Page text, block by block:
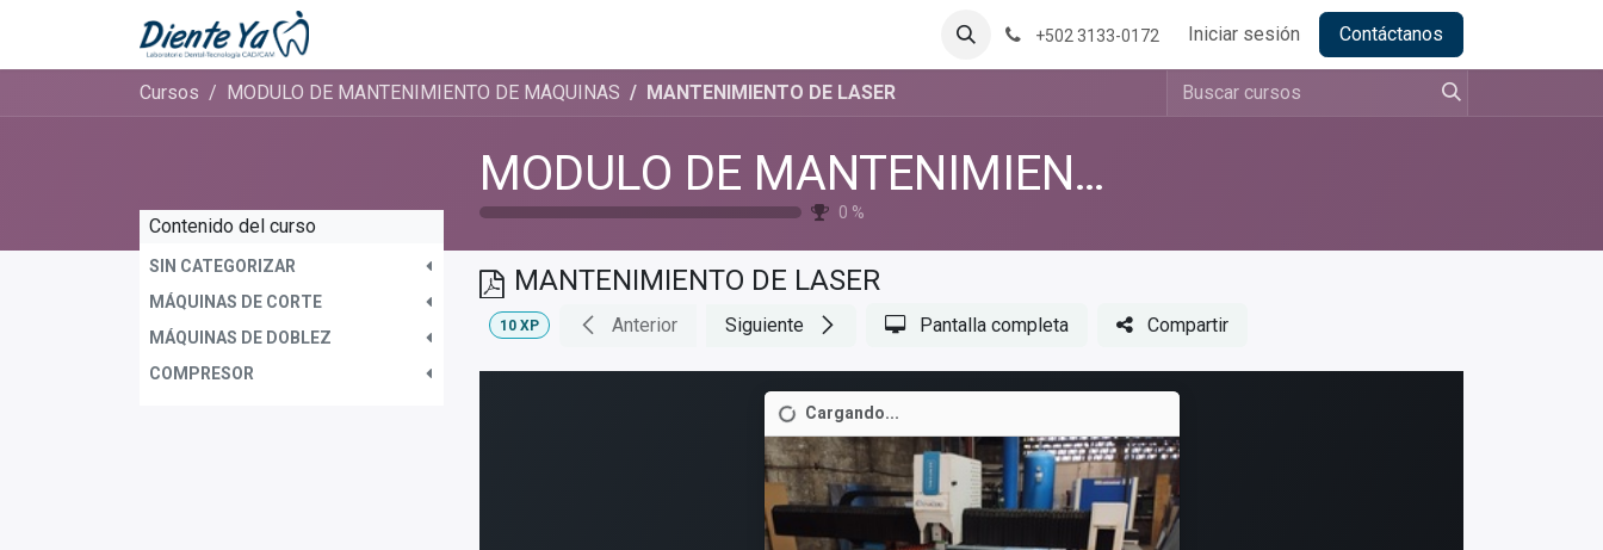
+502 3133-0172 Iniciar sesión Contáctanos
Cursos MÓDULO DE MANTENIMIENTO DE MÁQUINAS MANTENIMIENTO DE LASER
MÓDULO DE MANTENIMIENTO DE MÁQUINAS
0 %
Contenido del curso
SIN CATEGORIZAR
MÁQUINAS DE CORTE
MÁQUINAS DE DOBLEZ
COMPRESOR
MANTENIMIENTO DE LASER
10 XP Anterior Siguiente Pantalla completa Compartir